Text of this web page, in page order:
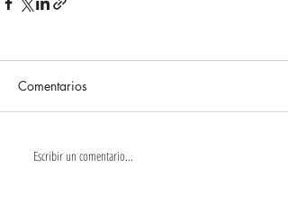
Comentarios
Escribir un comentario...